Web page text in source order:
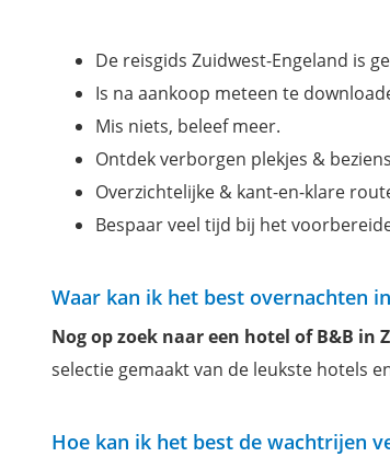
De reisgids Zuidwest-Engeland is
Is na aankoop meteen te
Mis niets, beleef meer.
Ontdek verborgen plekjes &
Overzichtelijke & kant-en-klare
Bespaar veel tijd bij het
Waar kan ik het best overnachten
Nog op zoek naar een hotel of B&B in
selectie gemaakt van de leukste hotels
Hoe kan ik het best de wachtrijen